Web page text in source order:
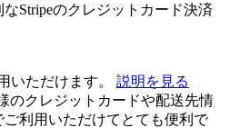
Stripeのクレジットカード決済
いただけます。 説明を見る
のクレジットカードや配送先情
利用いただけてとても便利で